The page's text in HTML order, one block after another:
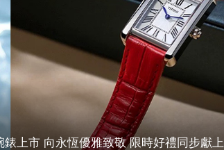
上市 向永恆優雅致敬 限時好禮同步獻上